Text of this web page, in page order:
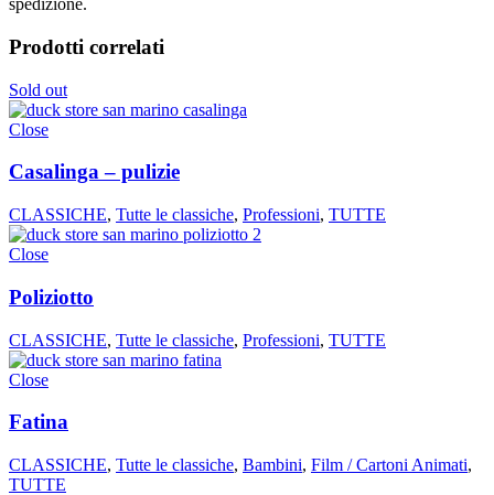
spedizione.
Prodotti correlati
Sold out
Close
Casalinga – pulizie
CLASSICHE, Tutte le classiche, Professioni, TUTTE
Close
Poliziotto
CLASSICHE, Tutte le classiche, Professioni, TUTTE
Close
Fatina
CLASSICHE, Tutte le classiche, Bambini, Film / Cartoni Animati,
TUTTE